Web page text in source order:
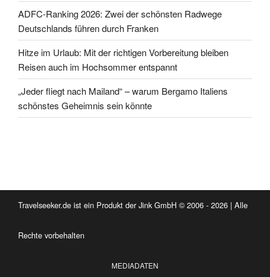
ADFC-Ranking 2026: Zwei der schönsten Radwege
Deutschlands führen durch Franken
Hitze im Urlaub: Mit der richtigen Vorbereitung bleiben
Reisen auch im Hochsommer entspannt
„Jeder fliegt nach Mailand“ – warum Bergamo Italiens
schönstes Geheimnis sein könnte
Travelseeker.de ist ein Produkt der Jink GmbH © 2006 - 2026 | Alle
Rechte vorbehalten
MEDIADATEN